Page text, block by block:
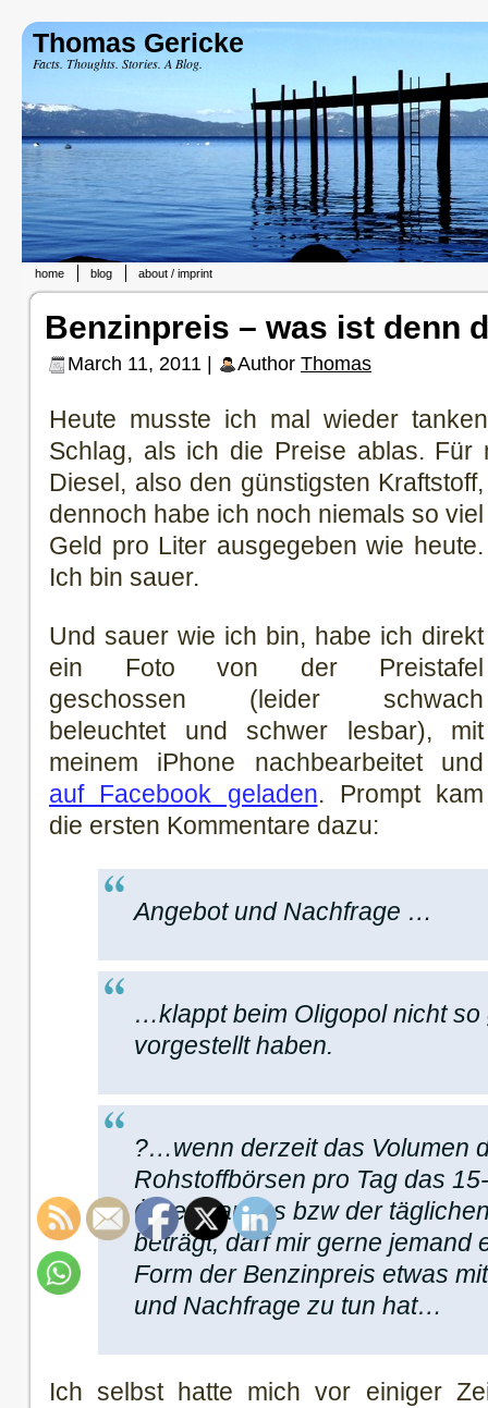
Thomas Gericke
Facts. Thoughts. Stories. A Blog.
home blog about / imprint
Benzinpreis – was ist denn
March 11, 2011 | Author Thomas
Heute musste ich mal wieder
Schlag, als ich die Preise ablas. Für
Diesel, also den günstigsten Kraftstoff,
dennoch habe ich noch niemals so viel
Geld pro Liter ausgegeben wie heute.
Ich bin sauer.
Und sauer wie ich bin, habe ich direkt
ein Foto von der Preistafel
geschossen (leider schwach
beleuchtet und schwer lesbar), mit
meinem iPhone nachbearbeitet und
auf Facebook geladen. Prompt kam
die ersten Kommentare dazu:
Angebot und Nachfrage …
…klappt beim Oligopol nicht
vorgestellt haben.
?…wenn derzeit das Volumen
Rohstoffbörsen pro Tag das
Ölverbrauchs bzw der
beträgt, darf mir gerne jemand
Form der Benzinpreis etwas
und Nachfrage zu tun hat…
Ich selbst hatte mich vor einiger